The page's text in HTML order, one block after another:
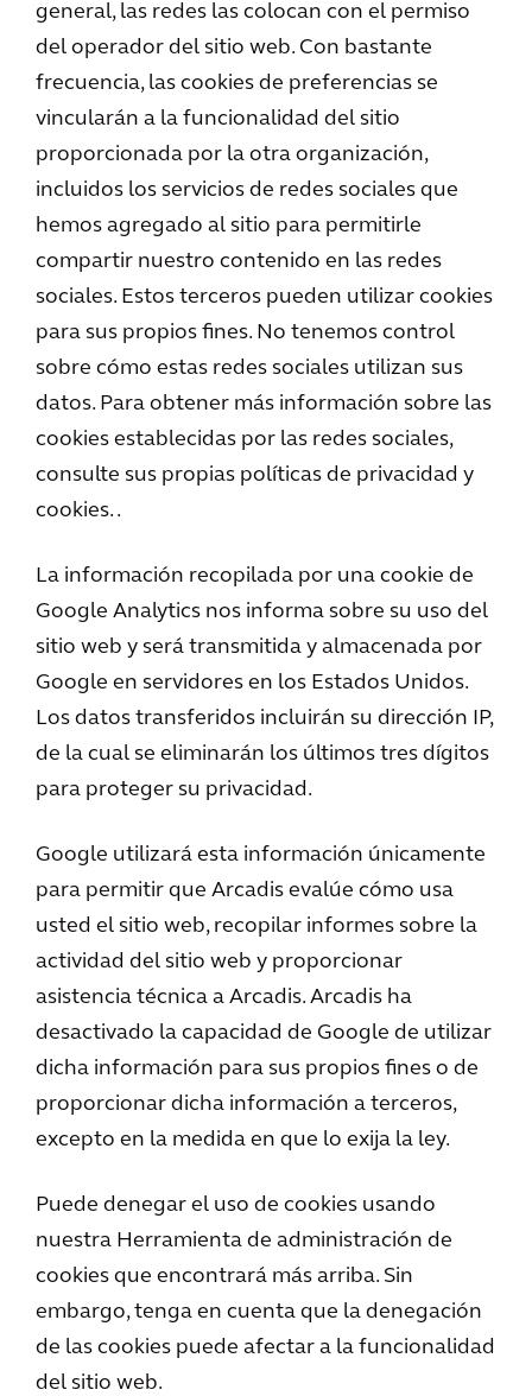
general, las redes las colocan con el permiso
del operador del sitio web. Con bastante
frecuencia, las cookies de preferencias se
vincularán a la funcionalidad del sitio
proporcionada por la otra organización,
incluidos los servicios de redes sociales que
hemos agregado al sitio para permitirle
compartir nuestro contenido en las redes
sociales. Estos terceros pueden utilizar cookies
para sus propios fines. No tenemos control
sobre cómo estas redes sociales utilizan sus
datos. Para obtener más información sobre las
cookies establecidas por las redes sociales,
consulte sus propias políticas de privacidad y
cookies. .
La información recopilada por una cookie de
Google Analytics nos informa sobre su uso del
sitio web y será transmitida y almacenada por
Google en servidores en los Estados Unidos.
Los datos transferidos incluirán su dirección IP,
de la cual se eliminarán los últimos tres dígitos
para proteger su privacidad.
Google utilizará esta información únicamente
para permitir que Arcadis evalúe cómo usa
usted el sitio web, recopilar informes sobre la
actividad del sitio web y proporcionar
asistencia técnica a Arcadis. Arcadis ha
desactivado la capacidad de Google de utilizar
dicha información para sus propios fines o de
proporcionar dicha información a terceros,
excepto en la medida en que lo exija la ley.
Puede denegar el uso de cookies usando
nuestra Herramienta de administración de
cookies que encontrará más arriba. Sin
embargo, tenga en cuenta que la denegación
de las cookies puede afectar a la funcionalidad
del sitio web.